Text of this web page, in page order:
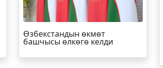
Өзбекстандын өкмөт
башчысы өлкөгө келди